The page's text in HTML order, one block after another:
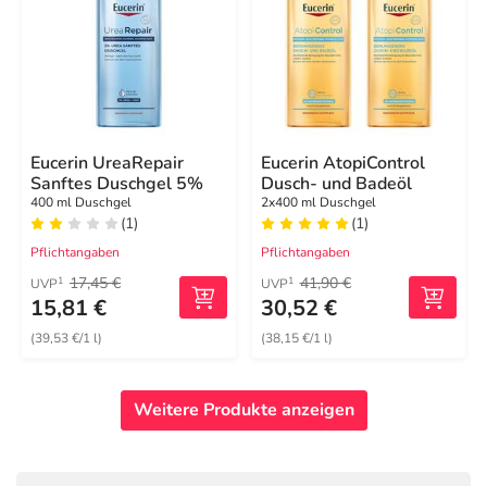
Eucerin UreaRepair
Sanftes Duschgel 5%
400 ml Duschgel
(1)
Pflichtangaben
UVP1 17,45 €
15,81 €
(39,53 €/1 l)
Eucerin AtopiControl
Dusch- und Badeöl
2x400 ml Duschgel
(1)
Pflichtangaben
UVP1 41,90 €
30,52 €
(38,15 €/1 l)
Weitere Produkte anzeigen